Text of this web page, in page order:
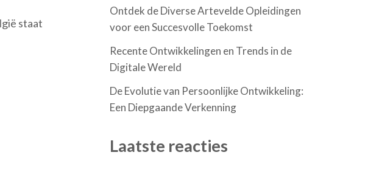
staat
Ontdek de Diverse Artevelde Opleidingen
voor een Succesvolle Toekomst
Recente Ontwikkelingen en Trends in de
Digitale Wereld
De Evolutie van Persoonlijke Ontwikkeling:
Een Diepgaande Verkenning
Laatste reacties